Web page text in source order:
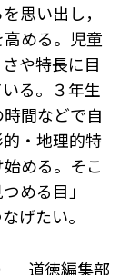
思い出し，
める。児童
や特長に目
る。３年生
間などで自
・地理的特
める。そこ
める目」
げたい。
道徳編集部